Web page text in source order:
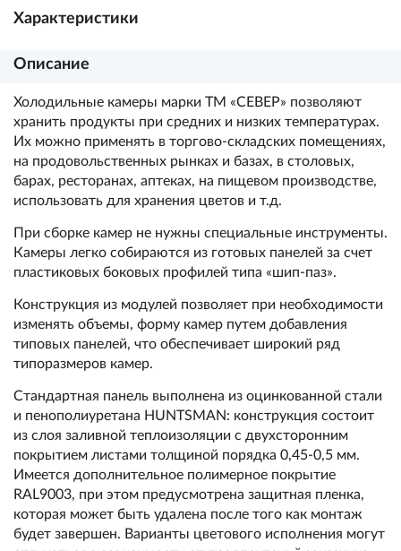
Характеристики
Описание
Холодильные камеры марки ТМ «СЕВЕР» позволяют
хранить продукты при средних и низких температурах.
Их можно применять в торгово-складских помещениях,
на продовольственных рынках и базах, в столовых,
барах, ресторанах, аптеках, на пищевом производстве,
использовать для хранения цветов и т.д.
При сборке камер не нужны специальные инструменты.
Камеры легко собираются из готовых панелей за счет
пластиковых боковых профилей типа «шип-паз».
Конструкция из модулей позволяет при необходимости
изменять объемы, форму камер путем добавления
типовых панелей, что обеспечивает широкий ряд
типоразмеров камер.
Стандартная панель выполнена из оцинкованной стали
и пенополиуретана HUNTSMAN: конструкция состоит
из слоя заливной теплоизоляции с двухсторонним
покрытием листами толщиной порядка 0,45-0,5 мм.
Имеется дополнительное полимерное покрытие
RAL9003, при этом предусмотрена защитная пленка,
которая может быть удалена после того как монтаж
будет завершен. Варианты цветового исполнения могут